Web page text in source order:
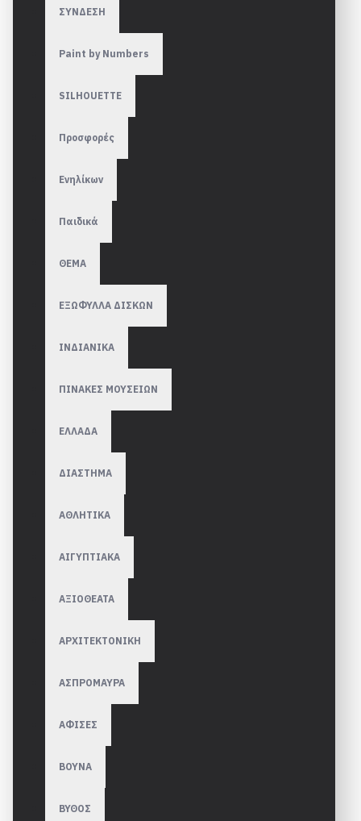
ΣΥΝΔΕΣΗ
Paint by Numbers
SILHOUETTE
Προσφορές
Ενηλίκων
Παιδικά
ΘΕΜΑ
ΕΞΩΦΥΛΛΑ ΔΙΣΚΩΝ
ΙΝΔΙΑΝΙΚΑ
ΠΙΝΑΚΕΣ ΜΟΥΣΕΙΩΝ
ΕΛΛΑΔΑ
ΔΙΑΣΤΗΜΑ
ΑΘΛΗΤΙΚΑ
ΑΙΓΥΠΤΙΑΚΑ
ΑΞΙΟΘΕΑΤΑ
ΑΡΧΙΤΕΚΤΟΝΙΚΗ
ΑΣΠΡΟΜΑΥΡΑ
ΑΦΙΣΕΣ
ΒΟΥΝΑ
ΒΥΘΟΣ